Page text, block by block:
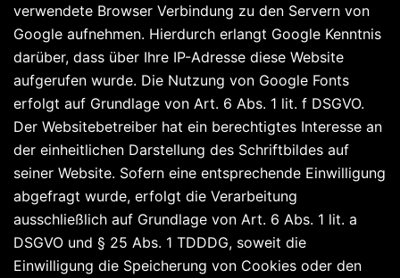
verwendete Browser Verbindung zu den Servern von
Google aufnehmen. Hierdurch erlangt Google Kenntnis
darüber, dass über Ihre IP-Adresse diese Website
aufgerufen wurde. Die Nutzung von Google Fonts
erfolgt auf Grundlage von Art. 6 Abs. 1 lit. f DSGVO.
Der Websitebetreiber hat ein berechtigtes Interesse an
der einheitlichen Darstellung des Schriftbildes auf
seiner Website. Sofern eine entsprechende Einwilligung
abgefragt wurde, erfolgt die Verarbeitung
ausschließlich auf Grundlage von Art. 6 Abs. 1 lit. a
DSGVO und § 25 Abs. 1 TDDDG, soweit die
Einwilligung die Speicherung von Cookies oder den